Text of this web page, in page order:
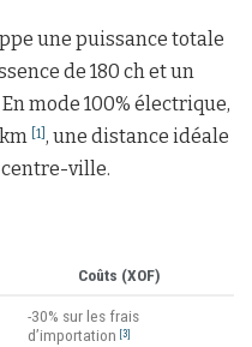
une puissance totale
de 180 ch et un
En mode 100% électrique,
[1] , une distance idéale
ville.
Coûts (XOF)
-30% sur les frais
d’importation [3]